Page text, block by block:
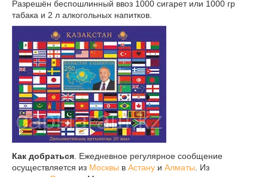
Разрешён беспошлинный ввоз 1000 сигарет или 1000 гр
табака и 2 л алкогольных напитков.
Как добраться . Ежедневное регулярное сообщение
осуществляется из Москвы в Астану и Алматы . Из